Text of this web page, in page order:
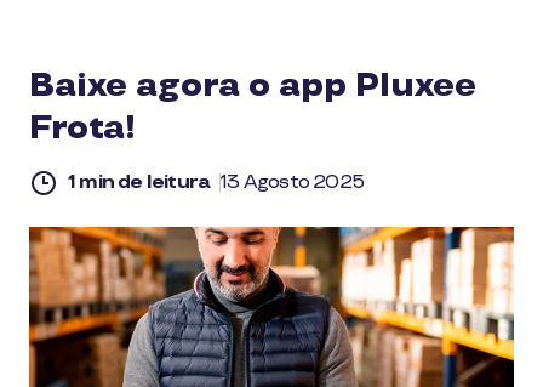
Baixe agora o app Pluxee
Frota!
1 min de leitura 13 Agosto 2025